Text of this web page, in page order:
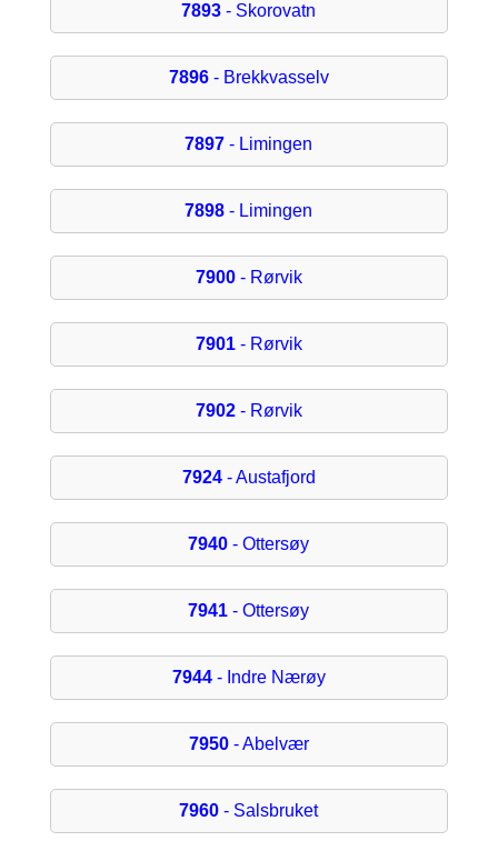
7893 - Skorovatn
7896- Brekkvasselv
7897 - Limingen
7898 - Limingen
7900- Rørvik
7901- Rørvik
7902- Rørvik
7924- Austafjord
7940 - Ottersøy
7941 - Ottersøy
7944- Indre Nærøy
7950- Abelvær
7960 - Salsbruket